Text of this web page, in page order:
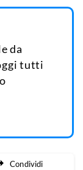
da
tutti
Condividi